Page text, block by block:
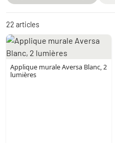
22 articles
Applique murale Aversa Blanc, 2
lumières